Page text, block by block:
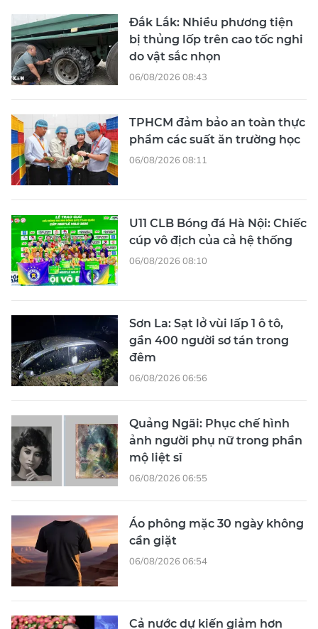
Đắk Lắk: Nhiều phương tiện
bị thủng lốp trên cao tốc nghi
do vật sắc nhọn
06/08/2026 08:43
TPHCM đảm bảo an toàn thực
phẩm các suất ăn trường học
06/08/2026 08:11
U11 CLB Bóng đá Hà Nội: Chiếc
cúp vô địch của cả hệ thống
06/08/2026 08:10
Sơn La: Sạt lở vùi lấp 1 ô tô,
gần 400 người sơ tán trong
đêm
06/08/2026 06:56
Quảng Ngãi: Phục chế hình
ảnh người phụ nữ trong phần
mộ liệt sĩ
06/08/2026 06:55
Áo phông mặc 30 ngày không
cần giặt
06/08/2026 06:54
Cả nước dự kiến giảm hơn